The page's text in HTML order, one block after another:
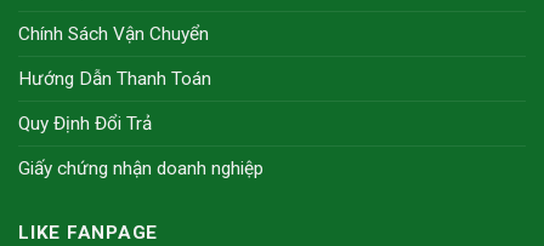
Chính Sách Vận Chuyển
Hướng Dẫn Thanh Toán
Quy Định Đổi Trả
Giấy chứng nhận doanh nghiệp
LIKE FANPAGE